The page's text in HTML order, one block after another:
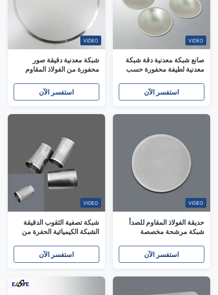
VIDEO
صانع شبكة معدنية دقة شبكة
معدنية لطيفة محفورة حسب
استفسر الآن
VIDEO
شبكة معدنية دقيقة صور
محفورة من الفولاذ المقاوم
استفسر الآن
VIDEO
حديقة الفولاذ المقاوم للصدأ
شبكة مرشحة مخصصة
استفسر الآن
VIDEO
شبكة تصفية الثقوب الدقيقة
الشبكة الكيميائية الحفرة من
الصناعي المخصصة
استفسر الآن